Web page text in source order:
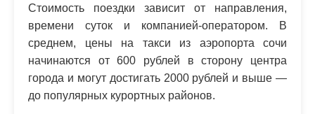
Стоимость поездки зависит от направления,
времени суток и компанией-оператором. В
среднем, цены на такси из аэропорта сочи
начинаются от 600 рублей в сторону центра
города и могут достигать 2000 рублей и выше —
до популярных курортных районов.